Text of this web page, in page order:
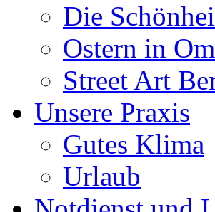
Die
Ostern in
Street Art
Unsere Praxis
Gutes Klima
Urlaub